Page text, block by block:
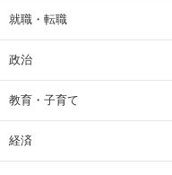
就職・転職
政治
教育・子育て
経済